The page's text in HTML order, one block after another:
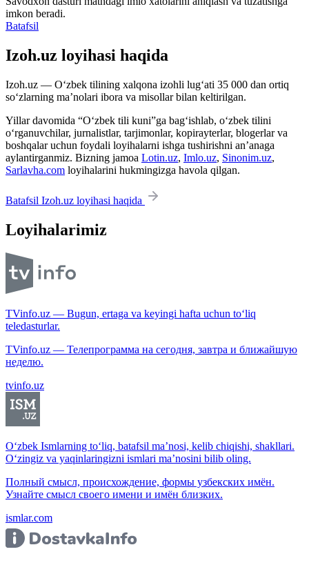
imkon beradi.
Batafsil
Izoh.uz loyihasi haqida
Izoh.uz — O‘zbek tilining xalqona izohli lug‘ati 35 000 dan ortiq
so‘zlarning ma’nolari ibora va misollar bilan keltirilgan.
Yillar davomida “O‘zbek tili kuni”ga bag‘ishlab, o‘zbek tilini
o‘rganuvchilar, jurnalistlar, tarjimonlar, kopirayterlar, blogerlar va
boshqalar uchun foydali loyihalarni ishga tushirishni an’anaga
aylantirganmiz. Bizning jamoa Lotin.uz, Imlo.uz, Sinonim.uz,
Sarlavha.com loyihalarini hukmingizga havola qilgan.
Batafsil Izoh.uz loyihasi haqida
Loyihalarimiz
TVinfo.uz — Bugun, ertaga va keyingi hafta uchun to‘liq
teledasturlar.
TVinfo.uz — Телепрограмма на сегодня, завтра и ближайшую
неделю.
tvinfo.uz
O‘zbek Ismlarning to‘liq, batafsil ma’nosi, kelib chiqishi, shakllari.
O‘zingiz va yaqinlaringizni ismlari ma’nosini bilib oling.
Полный смысл, происхождение, формы узбекских имён.
Узнайте смысл своего имени и имён близких.
ismlar.com